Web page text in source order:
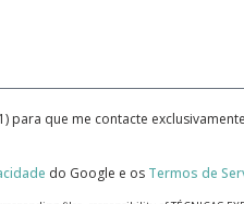
para que me contacte
do Google e os Termos de